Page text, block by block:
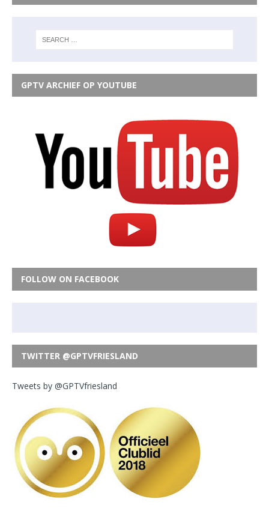
GPTV ARCHIEF OP YOUTUBE
FOLLOW ON FACEBOOK
TWITTER @GPTVFRIESLAND
Tweets by @GPTVfriesland